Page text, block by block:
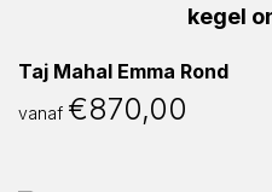
Taj Mahal Emma Rond
vanaf €870,00